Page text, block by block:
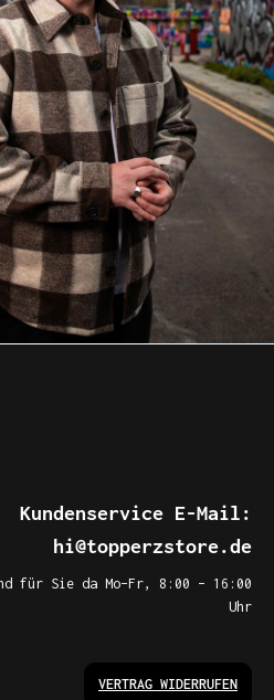
Kundenservice E-Mail:
hi@topperzstore.de
für Sie da Mo–Fr, 8:00 – 16:00
Uhr
VERTRAG WIDERRUFEN